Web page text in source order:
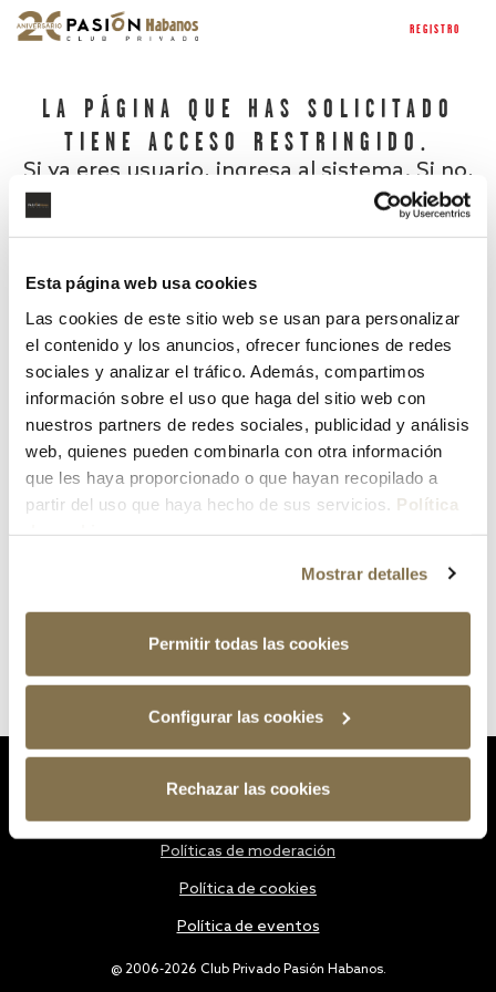
Esta página web usa cookies
Las cookies de este sitio web se usan para personalizar
el contenido y los anuncios, ofrecer funciones de redes
sociales y analizar el tráfico. Además, compartimos
información sobre el uso que haga del sitio web con
nuestros partners de redes sociales, publicidad y análisis
web, quienes pueden combinarla con otra información
que les haya proporcionado o que hayan recopilado a
partir del uso que haya hecho de sus servicios. Política
Mostrar detalles
Permitir todas las cookies
Configurar las cookies
Rechazar las cookies
REGISTRO
LA PÁGINA QUE HAS SOLICITADO
TIENE ACCESO RESTRINGIDO.
Si ya eres usuario, ingresa al sistema. Si no,
¿Has olvidado tu contraseña?
@ 2006-2026 Club Privado Pasión Habanos.
Políticas de moderación
Política de cookies
Política de eventos